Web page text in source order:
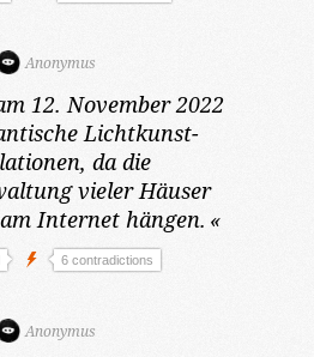
Anonymus
12. November 2022
Lichtkunst-
da die
vieler Häuser
Internet hängen. «
6 contradictions
Anonymus